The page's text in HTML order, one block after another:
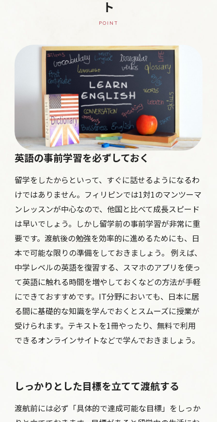
ト
POINT
英語の事前学習を必ずしておく
留学をしたからといって、すぐに話せるようになるわ
けではありません。フィリピンでは1対1のマンツーマ
ンレッスンが中心なので、他国と比べて成長スピード
は早いでしょう。しかし留学前の事前学習が非常に重
要です。渡航後の勉強を効率的に進めるためにも、日
本で可能な限りの準備をしておきましょう。 例えば、
中学レベルの英語を復習する、スマホのアプリを使っ
て英語に触れる時間を増やしておくなどの方法が手軽
にできておすすめです。IT分野においても、日本に居
る間に基礎的な知識を学んでおくとスムーズに授業が
受けられます。テキストを1冊やったり、無料で利用
できるオンラインサイトなどで学んでおきましょう。
しっかりとした目標を立てて渡航する
渡航前には必ず「具体的で達成可能な目標」をしっか